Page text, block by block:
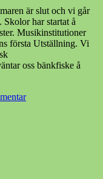
är slut och vi går
har startat å
Musikinstitutioner
första Utställning. Vi
oss bänkfiske å